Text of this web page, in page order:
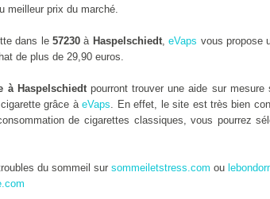
meilleur prix du marché.
dans le 57230à Haspelschiedt,eVaps vous propose
de plus de 29,90 euros.
à Haspelschiedtpourront trouver une aide sur
cigarette grâce àeVaps. En effet, le site est très bien
de cigarettes classiques, vous pourrez
du sommeil sursommeiletstress.com ou